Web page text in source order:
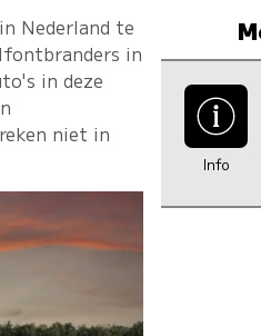
Nederland te
in
in deze
niet in
Info